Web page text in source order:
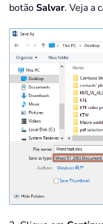
botãoSalvar. Veja a